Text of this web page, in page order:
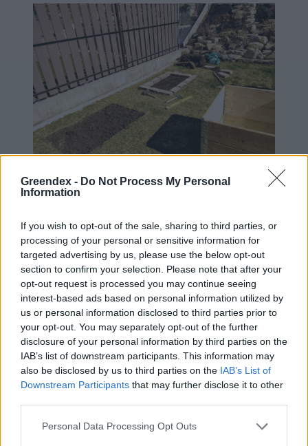
Greendex - Do Not Process My Personal
Information
If you wish to opt-out of the sale, sharing to third parties, or
processing of your personal or sensitive information for
targeted advertising by us, please use the below opt-out
section to confirm your selection. Please note that after your
opt-out request is processed you may continue seeing
interest-based ads based on personal information utilized by
us or personal information disclosed to third parties prior to
your opt-out. You may separately opt-out of the further
disclosure of your personal information by third parties on the
IAB’s list of downstream participants. This information may
also be disclosed by us to third parties on the IAB’s List of
Downstream Participants that may further disclose it to other
Personal Data Processing Opt Outs
Ha fakerettel dolgozunk, mindenképp béleljük belülről
Fotó: MÁS Kert
A telepítés lépései
Ha megvan az ágyáskeret, és az ideális
helyszínt is kiválasztottuk, úgy jöhet a
telepítés, azaz: ágyásaink végre a helyükre
kerülhetnek! A telepítés során fontos
szempont, hogy megmaradjon a közvetlen
talajkapcsolat, így célszerűen ne betonra,
térkőre építsük ágyásainkat! Ám ha nincs